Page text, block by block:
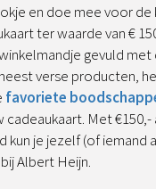
en doe mee voor de
ter waarde van €
gevuld met
verse producten,
favoriete
cadeaukaart. Met €150,-
kun je jezelf (of iemand
Albert Heijn.